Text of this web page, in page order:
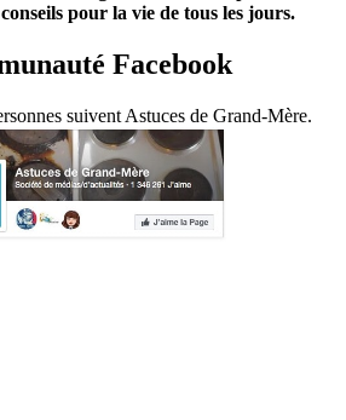
pour la vie de tous les jours.
Facebook
suivent Astuces de Grand-Mère.